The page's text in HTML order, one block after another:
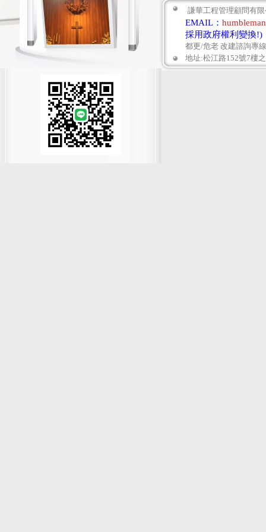
謙華工程管理顧問有
EMAIL：
採用政府權利變換!)
都更/危老 改建諮詢專
地址:松江路152號7樓